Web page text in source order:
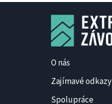
O nás
Zajímavé odkazy
Spolupráce